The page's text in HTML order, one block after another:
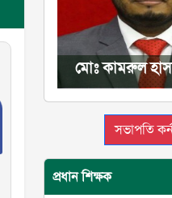
মোঃ কামরুল
সভাপতি
প্রধান শিক্ষক